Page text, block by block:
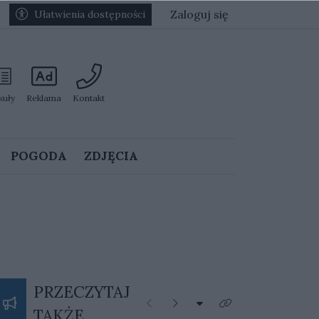
Ułatwienia dostępności Zaloguj się
Reklama Kontakt
POGODA ZDJĘCIA
PRZECZYTAJ
Poprzednie
Następne
Rozwiń listę kategorii
Kliknij aby zobaczyć